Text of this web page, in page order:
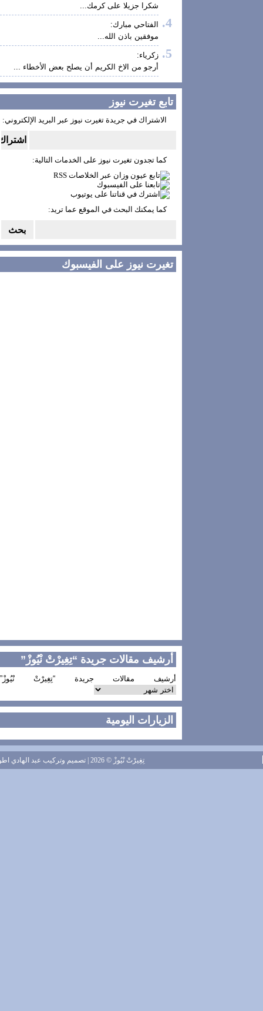
شكرا جزيلا على كرمك...
الفتاحي مبارك:
موفقين باذن الله...
زكرياء:
أرجو من الاخ الكريم أن يصلح بعض الأخطاء ...
تابع تغيرت نيوز
الاشتراك في جريدة تغيرت نيوز عبر البريد الإلكتروني:
كما تجدون تغيرت نيوز على الخدمات التالية:
كما يمكنك البحث في الموقع عما تريد:
تغيرت نيوز على الفيسبوك
أرشيف مقالات جريدة “تِغِيرْتْ نْيُوزْ”
أرشيف مقالات جريدة “تِغِيرْتْ نْيُوزْ”
الزيارات اليومية
تِغِيرْتْ نْيُوزْ© 2026 | تصميم وتركيب عبد الهادي اطويل